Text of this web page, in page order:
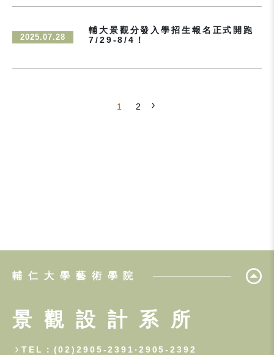
2025.07.28
輔大景觀分發入學招生報名正式開跑
7/29-8/4！
1 2
輔仁大學藝術學院
景觀設計系所
TEL：(02)2905-2391‧2905-2392